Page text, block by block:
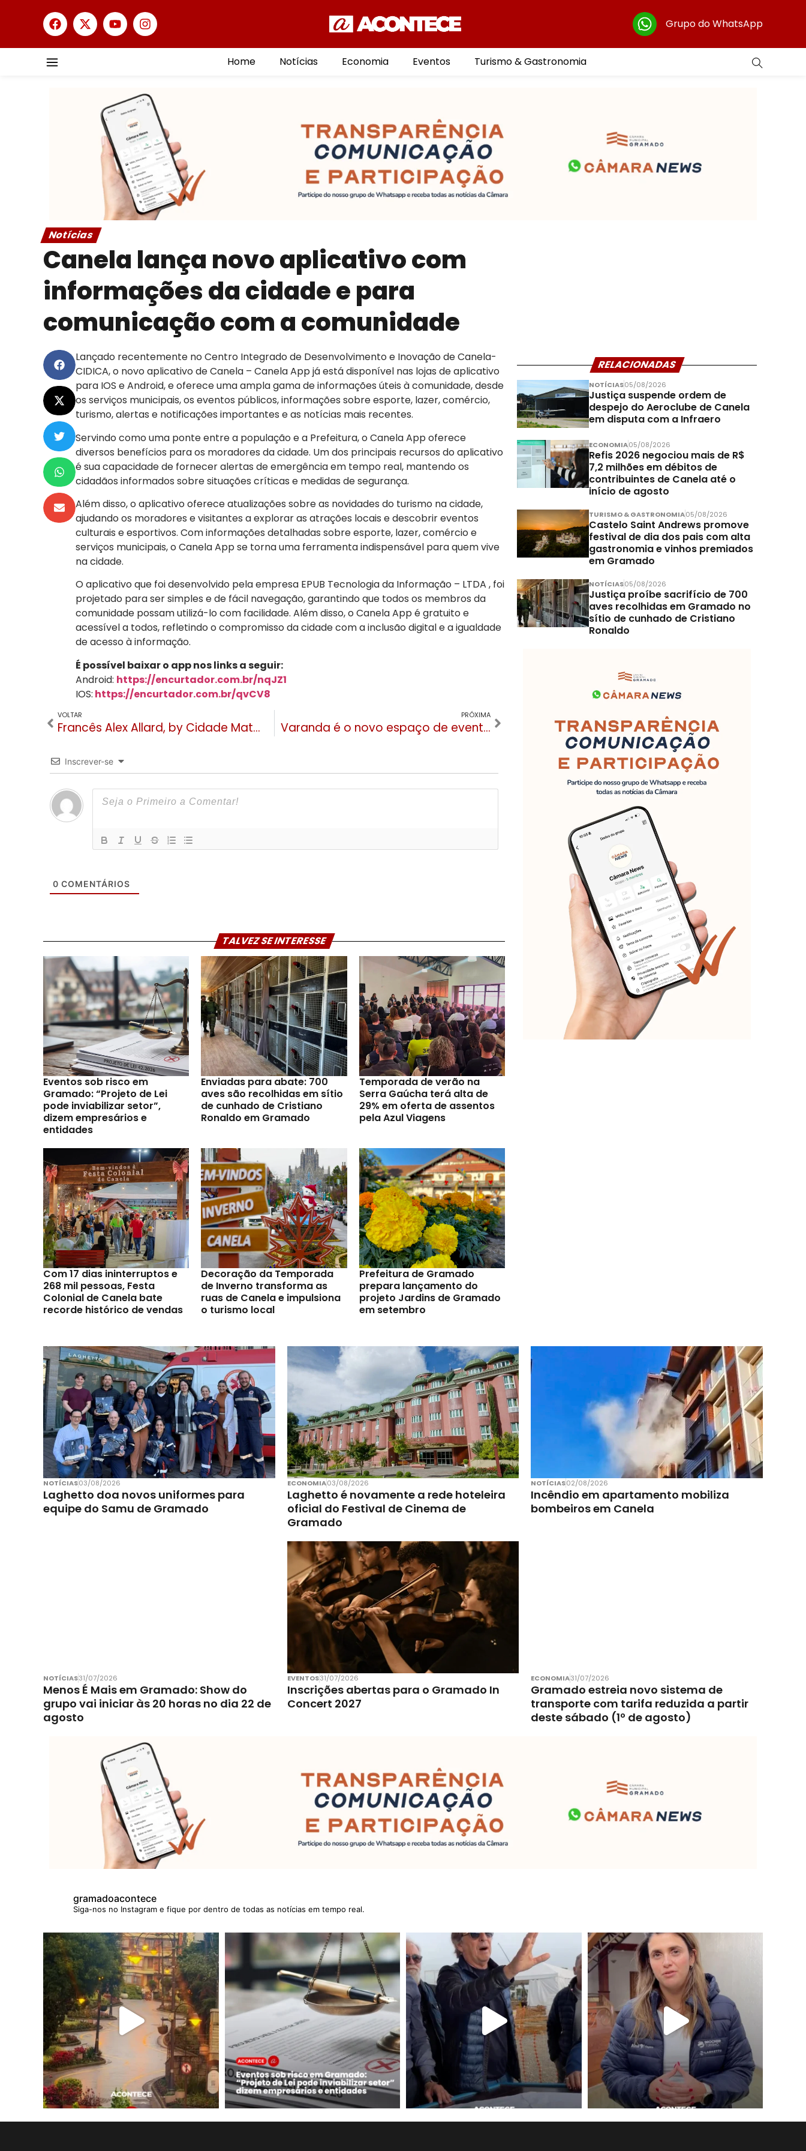
Grupo do WhatsApp
Home Notícias Economia Eventos Turismo & Gastronomia
Notícias
Canela lança novo aplicativo com
informações da cidade e para
comunicação com a comunidade
Lançado recentemente no Centro Integrado de Desenvolvimento e Inovação de Canela-
CIDICA, o novo aplicativo de Canela – Canela App já está disponível nas lojas de aplicativo
para IOS e Android, e oferece uma ampla gama de informações úteis à comunidade, desde
os serviços municipais, os eventos públicos, informações sobre esporte, lazer, comércio,
turismo, alertas e notificações importantes e as notícias mais recentes.
Servindo como uma ponte entre a população e a Prefeitura, o Canela App oferece
diversos benefícios para os moradores da cidade. Um dos principais recursos do aplicativo
é sua capacidade de fornecer alertas de emergência em tempo real, mantendo os
cidadãos informados sobre situações críticas e medidas de segurança.
Além disso, o aplicativo oferece atualizações sobre as novidades do turismo na cidade,
ajudando os moradores e visitantes a explorar as atrações locais e descobrir eventos
culturais e esportivos. Com informações detalhadas sobre esporte, lazer, comércio e
serviços municipais, o Canela App se torna uma ferramenta indispensável para quem vive
na cidade.
O aplicativo que foi desenvolvido pela empresa EPUB Tecnologia da Informação – LTDA , foi
projetado para ser simples e de fácil navegação, garantindo que todos os membros da
comunidade possam utilizá-lo com facilidade. Além disso, o Canela App é gratuito e
acessível a todos, refletindo o compromisso da cidade com a inclusão digital e a igualdade
de acesso à informação.
É possível baixar o app nos links a seguir:
Android: https://encurtador.com.br/nqJZ1
IOS: https://encurtador.com.br/qvCV8
VOLTAR
Francês Alex Allard, by Cidade Matarazzo, é atração no Titanium Partners da Gramado Summit
PRÓXIMA
Varanda é o novo espaço de eventos em Gramado
Inscrever-se
0 COMENTÁRIOS
TALVEZ SE INTERESSE
Eventos sob risco em
Gramado: “Projeto de Lei
pode inviabilizar setor”,
dizem empresários e
entidades
Enviadas para abate: 700
aves são recolhidas em sítio
de cunhado de Cristiano
Ronaldo em Gramado
Temporada de verão na
Serra Gaúcha terá alta de
29% em oferta de assentos
pela Azul Viagens
Com 17 dias ininterruptos e
268 mil pessoas, Festa
Colonial de Canela bate
recorde histórico de vendas
Decoração da Temporada
de Inverno transforma as
ruas de Canela e impulsiona
o turismo local
Prefeitura de Gramado
prepara lançamento do
projeto Jardins de Gramado
em setembro
RELACIONADAS
NOTÍCIAS05/08/2026
Justiça suspende ordem de
despejo do Aeroclube de Canela
em disputa com a Infraero
ECONOMIA05/08/2026
Refis 2026 negociou mais de R$
7,2 milhões em débitos de
contribuintes de Canela até o
início de agosto
TURISMO & GASTRONOMIA05/08/2026
Castelo Saint Andrews promove
festival de dia dos pais com alta
gastronomia e vinhos premiados
em Gramado
NOTÍCIAS05/08/2026
Justiça proíbe sacrifício de 700
aves recolhidas em Gramado no
sítio de cunhado de Cristiano
Ronaldo
NOTÍCIAS03/08/2026
Laghetto doa novos uniformes para
equipe do Samu de Gramado
ECONOMIA03/08/2026
Laghetto é novamente a rede hoteleira
oficial do Festival de Cinema de
Gramado
NOTÍCIAS02/08/2026
Incêndio em apartamento mobiliza
bombeiros em Canela
NOTÍCIAS31/07/2026
Menos É Mais em Gramado: Show do
grupo vai iniciar às 20 horas no dia 22 de
agosto
EVENTOS31/07/2026
Inscrições abertas para o Gramado In
Concert 2027
ECONOMIA31/07/2026
Gramado estreia novo sistema de
transporte com tarifa reduzida a partir
deste sábado (1º de agosto)
gramadoacontece
Siga-nos no Instagram e fique por dentro de todas as notícias em tempo real.